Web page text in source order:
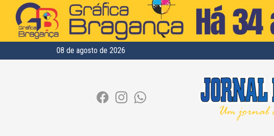
08 de agosto de 2026